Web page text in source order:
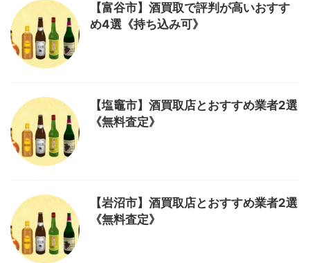
【富谷市】酒買取で評判が高いおすす
め4選《持ち込み可》
【塩竈市】酒買取店とおすすめ業者2選
《無料査定》
【岩沼市】酒買取店とおすすめ業者2選
《無料査定》